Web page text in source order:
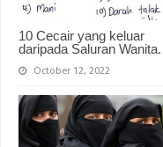
10 Cecair yang keluar
daripada Saluran Wanita.
October 12, 2022